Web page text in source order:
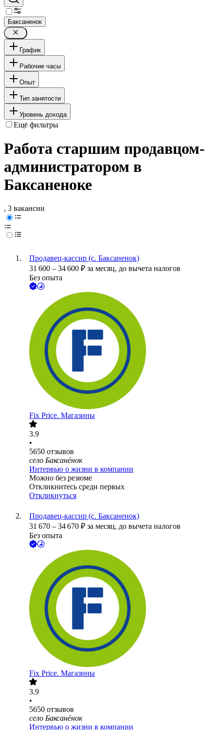
Баксаненок
График
Рабочие часы
Опыт
Тип занятости
Уровень дохода
Ещё фильтры
Работа старшим продавцом-
администратором в
Баксаненоке
, 3 вакансии
Продавец-кассир (с. Баксаненок)
31 600 – 34 600 ₽ за месяц, до вычета налогов
Без опыта
Fix Price. Магазины
3.9
•
5650 отзывов
село Баксанёнок
Интервью о жизни в компании
Можно без резюме
Откликнитесь среди первых
Откликнуться
Продавец-кассир (с. Баксаненок)
31 670 – 34 670 ₽ за месяц, до вычета налогов
Без опыта
Fix Price. Магазины
3.9
•
5650 отзывов
село Баксанёнок
Интервью о жизни в компании